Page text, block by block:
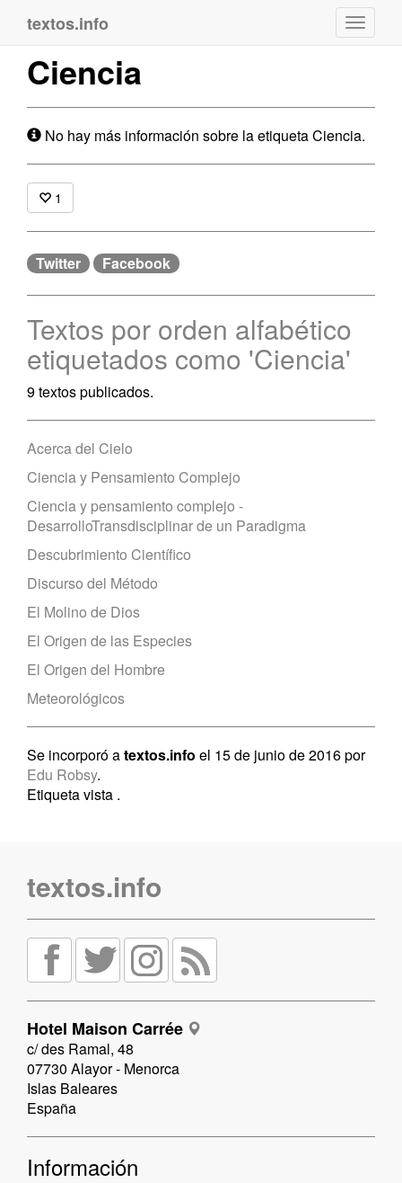
textos.info
Ciencia
No hay más información sobre la etiqueta Ciencia.
1
Twitter Facebook
Textos por orden alfabético
etiquetados como 'Ciencia'
9 textos publicados.
Acerca del Cielo
Ciencia y Pensamiento Complejo
Ciencia y pensamiento complejo -
DesarrolloTransdisciplinar de un Paradigma
Descubrimiento Científico
Discurso del Método
El Molino de Dios
El Origen de las Especies
El Origen del Hombre
Meteorológicos
Se incorporó atextos.info el 15 de junio de 2016 por
Edu Robsy.
Etiqueta vista .
textos.info
Hotel Maison Carrée
c/ des Ramal, 48
07730 Alayor - Menorca
Islas Baleares
España
Información